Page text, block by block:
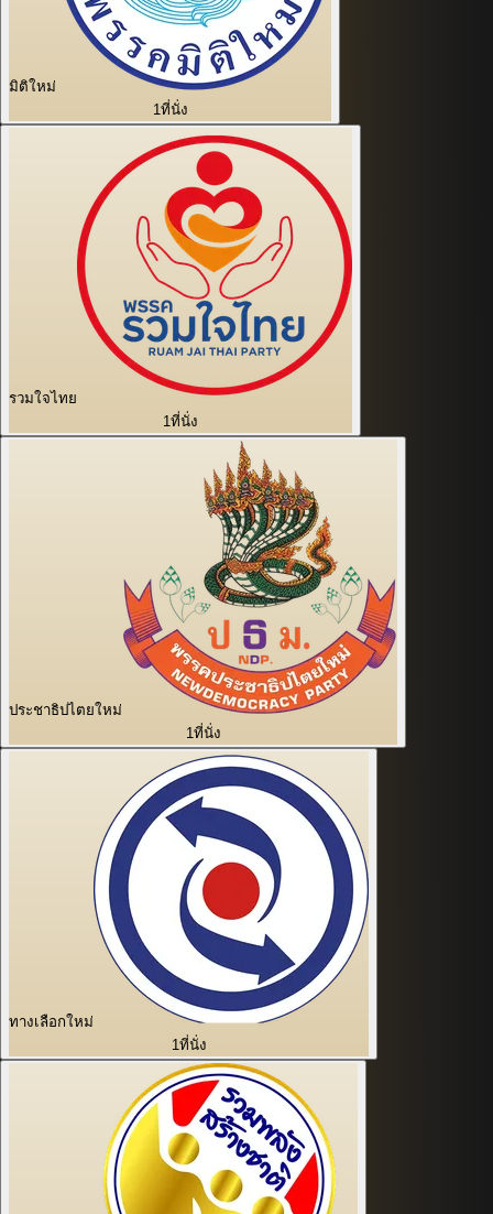
มิติใหม่
1ที่นั่ง
รวมใจไทย
1ที่นั่ง
ประชาธิปไตยใหม่
1ที่นั่ง
ทางเลือกใหม่
1ที่นั่ง